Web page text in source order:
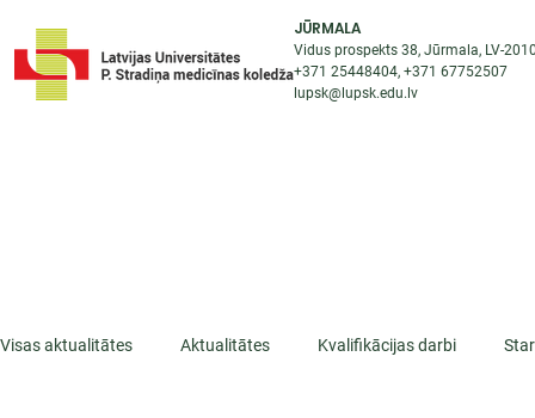
JŪRMALA
Vidus prospekts 38, Jūrmala, LV-
+371 25448404, +371 67752507
lupsk@lupsk.edu.lv
Visas aktualitātes Aktualitātes Kvalifikācijas darbi